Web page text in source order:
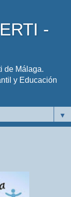
-
de Málaga.
y Educación
▼